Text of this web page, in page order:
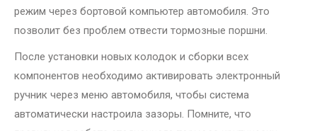
режим через бортовой компьютер автомобиля. Это
позволит без проблем отвести тормозные поршни.
После установки новых колодок и сборки всех
компонентов необходимо активировать электронный
ручник через меню автомобиля, чтобы система
автоматически настроила зазоры. Помните, что